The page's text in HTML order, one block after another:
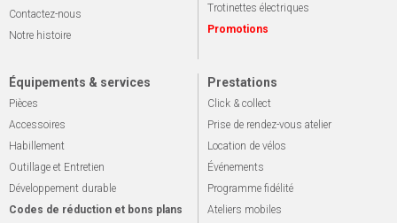
Contactez-nous
Notre histoire
Trotinettes électriques
Promotions
Équipements & services
Pièces
Accessoires
Habillement
Outillage et Entretien
Développement durable
Codes de réduction et bons plans
Prestations
Click & collect
Prise de rendez-vous atelier
Location de vélos
Événements
Programme fidélité
Ateliers mobiles